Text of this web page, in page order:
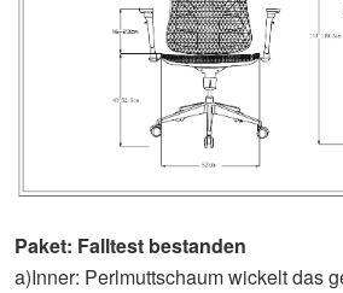
Paket: Falltest bestanden
a)Inner: Perlmuttschaum wickelt das